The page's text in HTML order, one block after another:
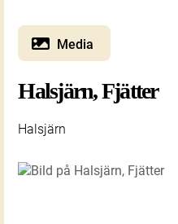
Media
Halsjärn, Fjätter
Halsjärn